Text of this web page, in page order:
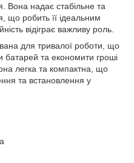
Вона надає стабільне та
що робить її ідеальним
відіграє важливу роль.
для тривалої роботи, що
батарей та економити гроші
легка та компактна, що
та встановлення у